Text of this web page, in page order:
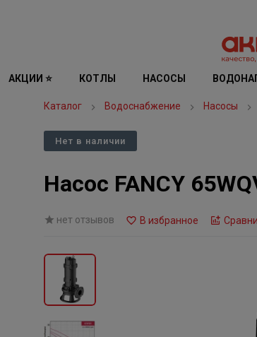
АКЦИИ ⭐ КОТЛЫ НАСОСЫ
Каталог Водоснабжение Насосы
Нет в наличии
Насос FANCY
нет отзывов В избранное